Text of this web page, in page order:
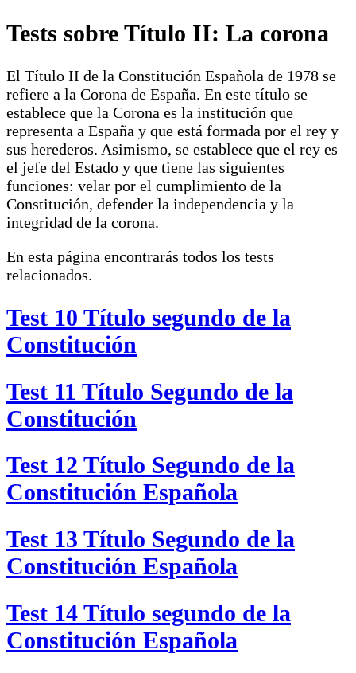
Tests sobre Título II: La corona
El Título II de la Constitución Española de 1978 se
refiere a la Corona de España. En este título se
establece que la Corona es la institución que
representa a España y que está formada por el rey y
sus herederos. Asimismo, se establece que el rey es
el jefe del Estado y que tiene las siguientes
funciones: velar por el cumplimiento de la
Constitución, defender la independencia y la
integridad de la corona.
En esta página encontrarás todos los tests
relacionados.
Test 10 Título segundo de la
Constitución
Test 11 Título Segundo de la
Constitución
Test 12 Título Segundo de la
Constitución Española
Test 13 Título Segundo de la
Constitución Española
Test 14 Título segundo de la
Constitución Española